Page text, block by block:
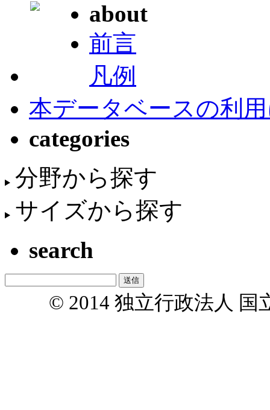
about
前言
凡例
本データベースの利
categories
分野から探す
サイズから探す
search
© 2014 独立行政法人 国